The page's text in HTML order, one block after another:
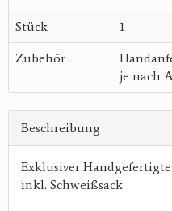
Stück 1
Zubehör
je nach
Beschreibung
Exklusiver
inkl. Schweißsack